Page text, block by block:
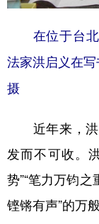
在位于台
法家洪启义在
摄
近年来，洪
发而不可收。
势”“笔力万钧之
铿锵有声”的万